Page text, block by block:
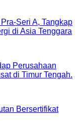
Seri A, Tangkap
di Asia Tenggara
Perusahaan
di Timur Tengah.
Bersertifikat